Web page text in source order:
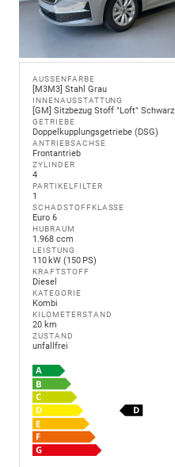
AUSSENFARBE
[M3M3] Stahl Grau
INNENAUSSTATTUNG
[GM] Sitzbezug Stoff "Loft" Schwarz
GETRIEBE
Doppelkupplungsgetriebe (DSG)
ANTRIEBSACHSE
Frontantrieb
ZYLINDER
4
PARTIKELFILTER
1
SCHADSTOFFKLASSE
Euro 6
HUBRAUM
1.968 ccm
LEISTUNG
110 kW (150 PS)
KRAFTSTOFF
Diesel
KATEGORIE
Kombi
KILOMETERSTAND
20 km
ZUSTAND
unfallfrei